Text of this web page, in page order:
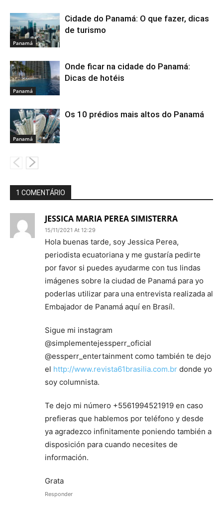
Panamá
Cidade do Panamá: O que fazer, dicas
de turismo
Panamá
Onde ficar na cidade do Panamá:
Dicas de hotéis
Panamá
Os 10 prédios mais altos do Panamá
1 COMENTÁRIO
JESSICA MARIA PEREA SIMISTERRA
15/11/2021 At 12:29
Hola buenas tarde, soy Jessica Perea,
periodista ecuatoriana y me gustaría pedirte
por favor si puedes ayudarme con tus lindas
imágenes sobre la ciudad de Panamá para yo
poderlas utilizar para una entrevista realizada al
Embajador de Panamá aquí en Brasíl.
Sigue mi instagram
@simplementejessperr_oficial
@essperr_entertainment como también te dejo
el http://www.revista61brasilia.com.br donde yo
soy columnista.
Te dejo mi número +5561994521919 en caso
prefieras que hablemos por teléfono y desde
ya agradezco infinitamente poniendo también a
disposición para cuando necesites de
información.
Grata
Responder